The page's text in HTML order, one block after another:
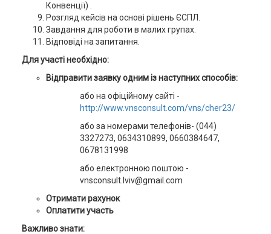
Конвенції) .
Розгляд кейсів на основі рішень ЄСПЛ.
Завдання для роботи в малих групах.
Відповіді на запитання.
Для участі необхідно:
Відправити заявку одним із наступних способів:
або на офіційному сайті -
http://www.vnsconsult.com/vns/cher23/
або за номерами телефонів- (044)
3327273, 0634310899, 0660384647,
0678131998
або електронною поштою -
vnsconsult.lviv@gmail.com
Отримати рахунок
Оплатити участь
Важливо знати: